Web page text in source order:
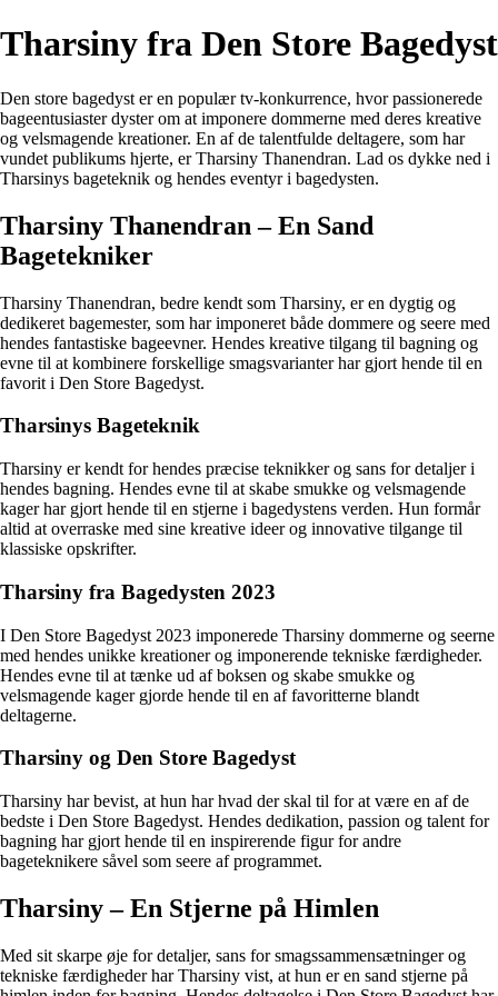
Tharsiny fra Den Store Bagedyst
Den store bagedyst er en populær tv-konkurrence, hvor passionerede
bageentusiaster dyster om at imponere dommerne med deres kreative
og velsmagende kreationer. En af de talentfulde deltagere, som har
vundet publikums hjerte, er Tharsiny Thanendran. Lad os dykke ned i
Tharsinys bageteknik og hendes eventyr i bagedysten.
Tharsiny Thanendran – En Sand
Bagetekniker
Tharsiny Thanendran, bedre kendt som Tharsiny, er en dygtig og
dedikeret bagemester, som har imponeret både dommere og seere med
hendes fantastiske bageevner. Hendes kreative tilgang til bagning og
evne til at kombinere forskellige smagsvarianter har gjort hende til en
favorit i Den Store Bagedyst.
Tharsinys Bageteknik
Tharsiny er kendt for hendes præcise teknikker og sans for detaljer i
hendes bagning. Hendes evne til at skabe smukke og velsmagende
kager har gjort hende til en stjerne i bagedystens verden. Hun formår
altid at overraske med sine kreative ideer og innovative tilgange til
klassiske opskrifter.
Tharsiny fra Bagedysten 2023
I Den Store Bagedyst 2023 imponerede Tharsiny dommerne og seerne
med hendes unikke kreationer og imponerende tekniske færdigheder.
Hendes evne til at tænke ud af boksen og skabe smukke og
velsmagende kager gjorde hende til en af favoritterne blandt
deltagerne.
Tharsiny og Den Store Bagedyst
Tharsiny har bevist, at hun har hvad der skal til for at være en af de
bedste i Den Store Bagedyst. Hendes dedikation, passion og talent for
bagning har gjort hende til en inspirerende figur for andre
bageteknikere såvel som seere af programmet.
Tharsiny – En Stjerne på Himlen
Med sit skarpe øje for detaljer, sans for smagssammensætninger og
tekniske færdigheder har Tharsiny vist, at hun er en sand stjerne på